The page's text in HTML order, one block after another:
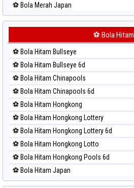
⚽ Bola Merah Japan
⚽ Bola Merah Japan 6d
⚽ Bola Merah Kuda Lari
⚽ Bola Merah Magnum Cambodia
⚽ Bola Merah Nagoya
⚽ Bola Merah North Carolina Day
⚽ Bola Merah Pcso
⚽ Bola Merah Sao Paulo
⚽ Bola Merah Singapore
⚽ Bola Merah Sydney
⚽ Bola Merah Sydney Lottery
⚽ Bola Merah Sydney Lottery 6d
⚽ Bola Merah Sydney Lotto
⚽ Bola Hitam
⚽ Bola Hitam Bullseye
⚽ Bola Hitam Bullseye 6d
⚽ Bola Hitam Chinapools
⚽ Bola Hitam Chinapools 6d
⚽ Bola Hitam Hongkong
⚽ Bola Hitam Hongkong Lottery
⚽ Bola Hitam Hongkong Lottery 6d
⚽ Bola Hitam Hongkong Lotto
⚽ Bola Hitam Hongkong Pools 6d
⚽ Bola Hitam Japan
⚽ Bola Hitam Japan 6d